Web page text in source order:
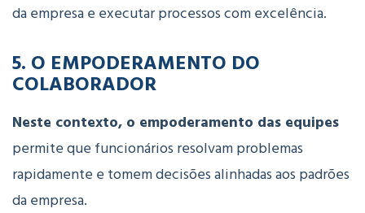
daempresae executarprocessoscomexcelência.
5. O EMPODERAMENTO DO
COLABORADOR
Neste contexto, o empoderamento das equipes
permiteque funcionários resolvamproblemas
rapidamente e tomemdecisõesalinhadasaos padrões
daempresa.